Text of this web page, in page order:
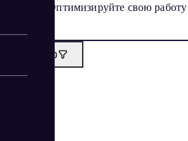
клиник. Оптимизируйте свою
Фильтр